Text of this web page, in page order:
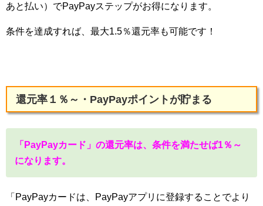
あと払い）でPayPayステップがお得になります。
条件を達成すれば、最大1.5％還元率も可能です！
還元率１％～・PayPayポイントが貯まる
「PayPayカード」の還元率は、条件を満たせば1％～
になります。
「PayPayカードは、PayPayアプリに登録することでより